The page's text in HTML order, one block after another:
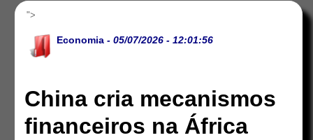
">
Economia - 05/07/2026 - 12:01:56
China cria mecanismos
financeiros na África